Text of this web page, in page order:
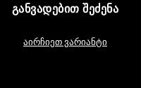
ᲒᲐᲜᲕᲐᲓᲔᲑᲘᲗ ᲨᲔᲫᲔᲜᲐ
აირჩიეთ ვარიანტი